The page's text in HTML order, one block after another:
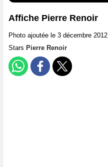
Affiche Pierre Renoir
Photo ajoutée le 3 décembre 2012
Stars Pierre Renoir